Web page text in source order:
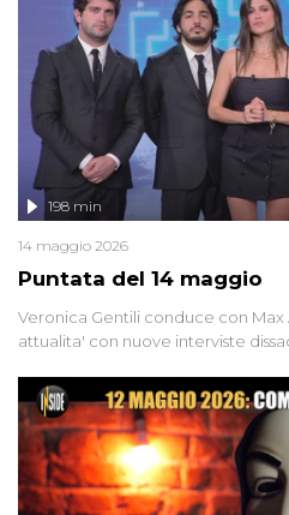
groviglio di dubbi mai chiariti. Nel
l'intervista inedita a Olindo
Puntata del 14 maggio
198 min
14 maggio 2026
Veronica Gentili conduce con
attualita' con nuove interviste